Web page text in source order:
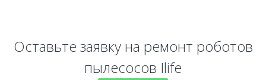
Оставьте заявку на ремонт роботов
пылесосов Ilife